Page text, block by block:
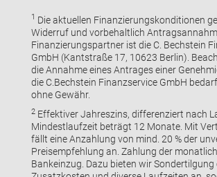
1 Die aktuellen Finanzierungskonditionen
Widerruf und vorbehaltlich
Finanzierungspartner ist die C. Bechstein
GmbH (Kantstraße 17, 10623 Berlin).
die Annahme eines Antrages einer
die C.Bechstein Finanzservice GmbH
ohne Gewähr.
2Effektiver Jahreszins, differenziert nach
Mindestlaufzeit beträgt 12 Monate. Mit
fällt eine Anzahlung von mind. 20 % der
Preisempfehlung an. Zahlung der
Bankeinzug. Dazu bieten wir Sondertilgung